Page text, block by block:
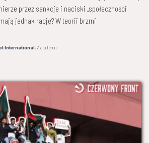
przez sankcje i naciski „społeczności
jednak rację? W teorii brzmi
International,2 latatemu